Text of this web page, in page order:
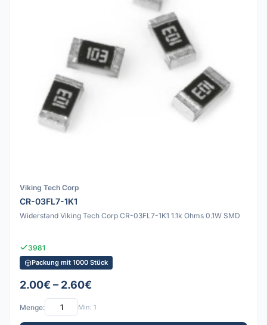
Viking Tech Corp
CR-03FL7-1K1
Widerstand Viking Tech Corp CR-03FL7-1K1 1.1k Ohms 0.1W SMD
3981
Packung mit 1000 Stück
2.00€ – 2.60€
Menge: Min: 1